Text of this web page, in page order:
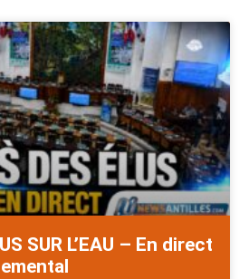
SUR L’EAU – En direct